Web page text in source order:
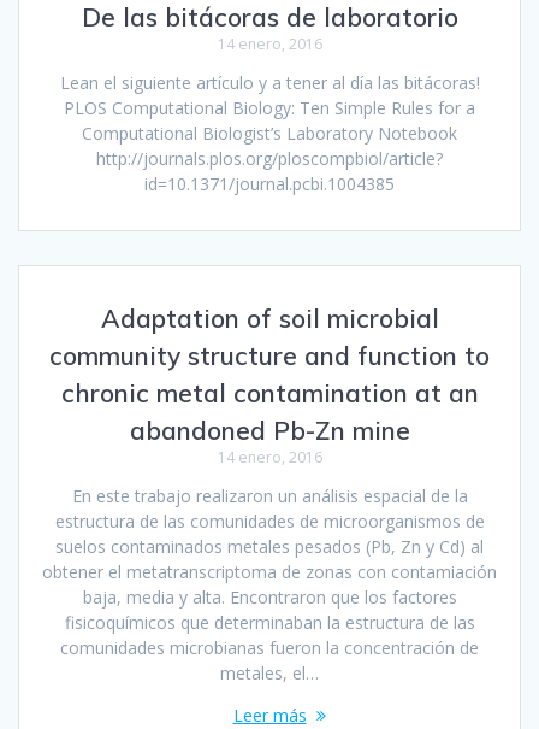
De las bitácoras de laboratorio
14 enero, 2016
Lean el siguiente artículo y a tener al día las bitácoras!
PLOS Computational Biology: Ten Simple Rules for a
Computational Biologist’s Laboratory Notebook
http://journals.plos.org/ploscompbiol/article?
id=10.1371/journal.pcbi.1004385
Adaptation of soil microbial
community structure and function to
chronic metal contamination at an
abandoned Pb-Zn mine
14 enero, 2016
En este trabajo realizaron un análisis espacial de la
estructura de las comunidades de microorganismos de
suelos contaminados metales pesados (Pb, Zn y Cd) al
obtener el metatranscriptoma de zonas con contamiación
baja, media y alta. Encontraron que los factores
fisicoquímicos que determinaban la estructura de las
comunidades microbianas fueron la concentración de
metales, el…
Leer más